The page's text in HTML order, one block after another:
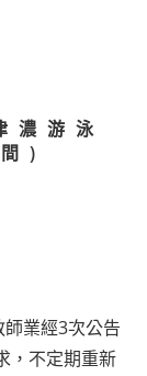
濃游泳
)
師業經3次公告
，不定期重新